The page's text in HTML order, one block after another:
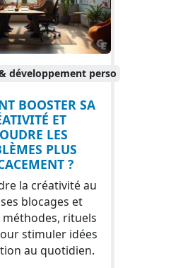
développement perso
BOOSTER SA
ET
LES
PLUS
?
la créativité au
blocages et
rituels
stimuler idées
au quotidien.